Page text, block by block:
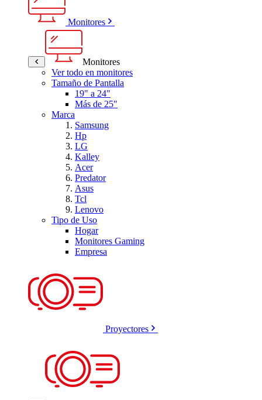
Monitores
Monitores
Ver todo en monitores
Tamaño de Pantalla
19" a 24"
Más de 25"
Marca
Samsung
Hp
LG
Kalley
Acer
Predator
Asus
Tcl
Lenovo
Tipo de Uso
Hogar
Monitores Gaming
Empresa
Proyectores